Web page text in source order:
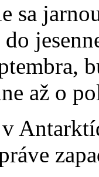
sa
až o